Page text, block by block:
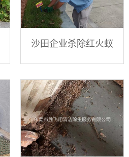
沙田企业杀除红火蚁